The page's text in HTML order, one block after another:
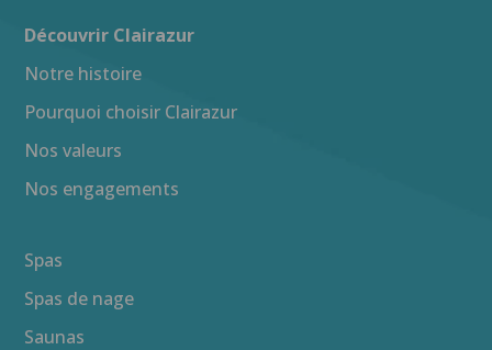
Découvrir Clairazur
Notre histoire
Pourquoi choisir Clairazur
Nos valeurs
Nos engagements
Spas
Spas de nage
Saunas